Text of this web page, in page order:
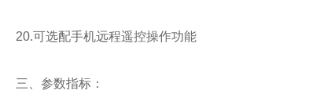
20.可选配手机远程遥控操作功能
三、参数指标：